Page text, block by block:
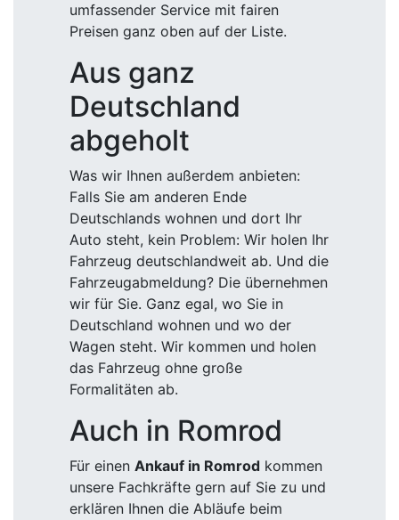
umfassender Service mit fairen
Preisen ganz oben auf der Liste.
Aus ganz
Deutschland
abgeholt
Was wir Ihnen außerdem anbieten:
Falls Sie am anderen Ende
Deutschlands wohnen und dort Ihr
Auto steht, kein Problem: Wir holen Ihr
Fahrzeug deutschlandweit ab. Und die
Fahrzeugabmeldung? Die übernehmen
wir für Sie. Ganz egal, wo Sie in
Deutschland wohnen und wo der
Wagen steht. Wir kommen und holen
das Fahrzeug ohne große
Formalitäten ab.
Auch in Romrod
Für einen Ankauf in Romrod kommen
unsere Fachkräfte gern auf Sie zu und
erklären Ihnen die Abläufe beim